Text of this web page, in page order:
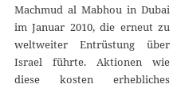
Machmud al Mabhou in Dubai
im Januar 2010, die erneut zu
weltweiter Entrüstung über
Israel führte. Aktionen wie
diese kosten erhebliches